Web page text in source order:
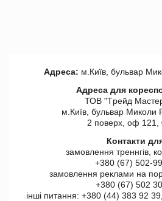
Адреса: м.Київ, бульвар
Адреса для
ТОВ "Tрейд
м.Київ, бульвар Миколи
2 поверх, оф 121,
Контакти
замовлення треннгів,
+380 (67) 502-
замовлення реклами на
+380 (67) 502 30
інші питання: +380 (44) 383 92